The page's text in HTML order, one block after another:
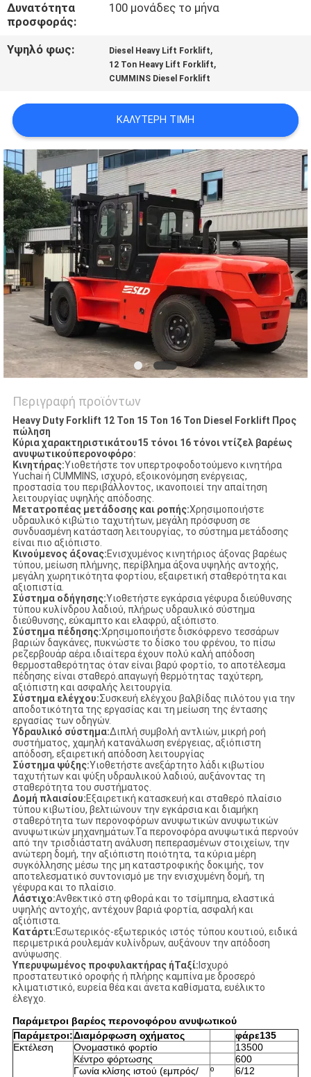
Δυνατότητα
προσφοράς:
100 μονάδες το μήνα
Υψηλό φως: Diesel Heavy Lift Forklift,
12 Ton Heavy Lift Forklift,
CUMMINS Diesel Forklift
ΚΑΛΎΤΕΡΗ ΤΙΜΉ
Περιγραφή προϊόντων
Heavy Duty Forklift 12 Ton 15 Ton 16 Ton Diesel Forklift Προς
πώληση
Κύρια χαρακτηριστικάτου15 τόνοι 16 τόνοι ντίζελ βαρέως
ανυψωτικούπερονοφόρο:
Κινητήρας:Υιοθετήστε τον υπερτροφοδοτούμενο κινητήρα
Yuchai ή CUMMINS, ισχυρό, εξοικονόμηση ενέργειας,
προστασία του περιβάλλοντος, ικανοποιεί την απαίτηση
λειτουργίας υψηλής απόδοσης.
Μετατροπέας μετάδοσης και ροπής:Χρησιμοποιήστε
υδραυλικό κιβώτιο ταχυτήτων, μεγάλη πρόσφυση σε
συνδυασμένη κατάσταση λειτουργίας, το σύστημα μετάδοσης
είναι πιο αξιόπιστο.
Κινούμενος άξονας:Ενισχυμένος κινητήριος άξονας βαρέως
τύπου, μείωση πλήμνης, περίβλημα άξονα υψηλής αντοχής,
μεγάλη χωρητικότητα φορτίου, εξαιρετική σταθερότητα και
αξιοπιστία.
Σύστημα οδήγησης:Υιοθετήστε εγκάρσια γέφυρα διεύθυνσης
τύπου κυλίνδρου λαδιού, πλήρως υδραυλικό σύστημα
διεύθυνσης, εύκαμπτο και ελαφρύ, αξιόπιστο.
Σύστημα πέδησης:Χρησιμοποιήστε δισκόφρενο τεσσάρων
βαριών δαγκάνες, πυκνώστε το δίσκο του φρένου, το πίσω
ρεζερβουάρ αέρα.ιδιαίτερα έχουν πολύ καλή απόδοση
θερμοσταθερότητας όταν είναι βαρύ φορτίο, το αποτέλεσμα
πέδησης είναι σταθερό.απαγωγή θερμότητας ταχύτερη,
αξιόπιστη και ασφαλής λειτουργία.
Σύστημα ελέγχου:Συσκευή ελέγχου βαλβίδας πιλότου για την
αποδοτικότητα της εργασίας και τη μείωση της έντασης
εργασίας των οδηγών.
Υδραυλικό σύστημα:Διπλή συμβολή αντλιών, μικρή ροή
συστήματος, χαμηλή κατανάλωση ενέργειας, αξιόπιστη
απόδοση, εξαιρετική απόδοση λειτουργίας
Σύστημα ψύξης:Υιοθετήστε ανεξάρτητο λάδι κιβωτίου
ταχυτήτων και ψύξη υδραυλικού λαδιού, αυξάνοντας τη
σταθερότητα του συστήματος.
Δομή πλαισίου:Εξαιρετική κατασκευή και σταθερό πλαίσιο
τύπου κιβωτίου, βελτιώνουν την εγκάρσια και διαμήκη
σταθερότητα των περονοφόρων ανυψωτικών ανυψωτικών
ανυψωτικών μηχανημάτων.Τα περονοφόρα ανυψωτικά περνούν
από την τρισδιάστατη ανάλυση πεπερασμένων στοιχείων, την
ανώτερη δομή, την αξιόπιστη ποιότητα, τα κύρια μέρη
συγκόλλησης μέσω της μη καταστροφικής δοκιμής, τον
αποτελεσματικό συντονισμό με την ενισχυμένη δομή, τη
γέφυρα και το πλαίσιο.
Λάστιχο:Ανθεκτικό στη φθορά και το τσίμπημα, ελαστικά
υψηλής αντοχής, αντέχουν βαριά φορτία, ασφαλή και
αξιόπιστα.
Κατάρτι:Εσωτερικός-εξωτερικός ιστός τύπου κουτιού, ειδικά
περιμετρικά ρουλεμάν κυλίνδρων, αυξάνουν την απόδοση
ανύψωσης.
Υπερυψωμένος προφυλακτήρας ήΤαξί: Ισχυρό
προστατευτικό οροφής ή πλήρης καμπίνα με δροσερό
κλιματιστικό, ευρεία θέα και άνετα καθίσματα, ευέλικτο
έλεγχο.
Παράμετροι βαρέος περονοφόρου ανυψωτικού
Παράμετροι:Διαμόρφωση οχήματος φάρε135
Εκτέλεση
Ονομαστικό φορτίο
13500
Κέντρο φόρτωσης
600
Γωνία κλίσης ιστού (εμπρός/
º 6/12